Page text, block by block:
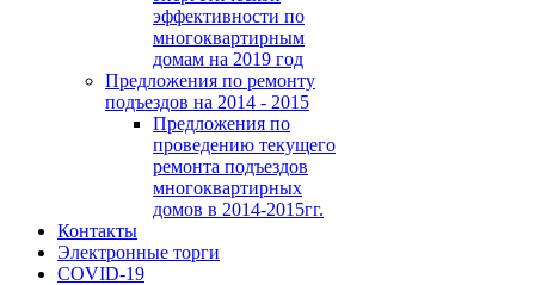
эффективности по
многоквартирным
домам на 2019 год
Предложения по ремонту
подъездов на 2014 - 2015
Предложения по
проведению текущего
ремонта подъездов
многоквартирных
домов в 2014-2015гг.
Контакты
Электронные торги
COVID-19